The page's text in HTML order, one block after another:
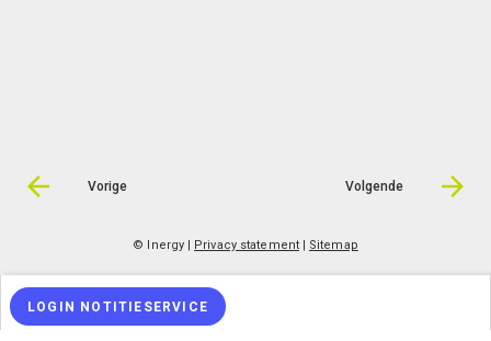
Vorige Volgende
© Inergy Privacy statement| Sitemap
LOGIN NOTITIESERVICE